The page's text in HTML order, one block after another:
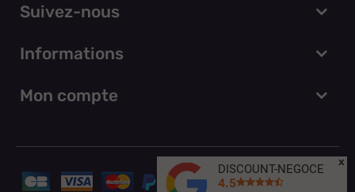
Suivez-nous
Informations
Mon compte
DISCOUNT-NEGOCE
4.5
x